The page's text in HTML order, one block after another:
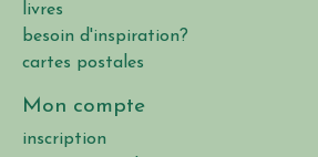
livres
besoin d'inspiration?
cartes postales
Mon compte
inscription